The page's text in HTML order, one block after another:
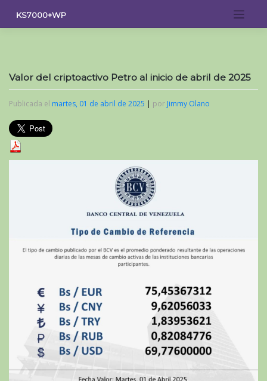
contenido
KS7000+WP
Valor del criptoactivo Petro al inicio de abril de 2025
Publicada el martes, 01 de abril de 2025 | por Jimmy Olano